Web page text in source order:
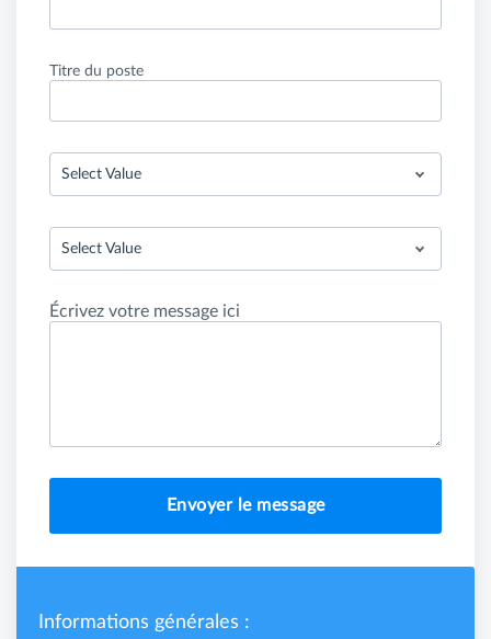
Titre du poste
Select Value
Select Value
Écrivez votre message ici
Envoyer le message
Informations générales :